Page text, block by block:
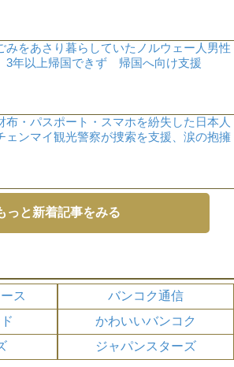
みをあさり暮らしていたノルウェー人男性
3年以上帰国できず 帰国へ向け支援
布・パスポート・スマホを紛失した日本人
ェンマイ観光警察が捜索を支援、涙の抱擁
っと新着記事をみる
ス
バンコク通信
かわいいバンコク
ジャパンスターズ